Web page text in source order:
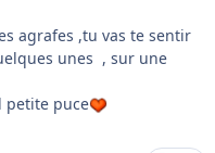
agrafes ,tu vas te sentir
unes , sur une
petite puce